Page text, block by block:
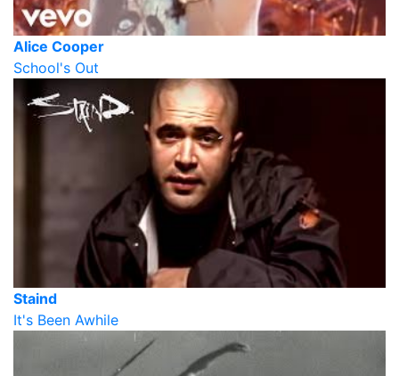
Alice Cooper
School's Out
Staind
It's Been Awhile